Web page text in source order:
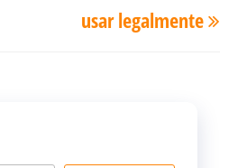
usar legalmente